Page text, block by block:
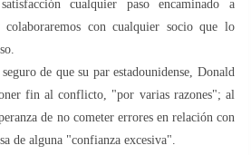
cualquier paso encaminado a
con cualquier socio que lo
de que su par estadounidense, Donald
fin al conflicto, "por varias razones"; al
de no cometer errores en relación con
de alguna "confianza excesiva".